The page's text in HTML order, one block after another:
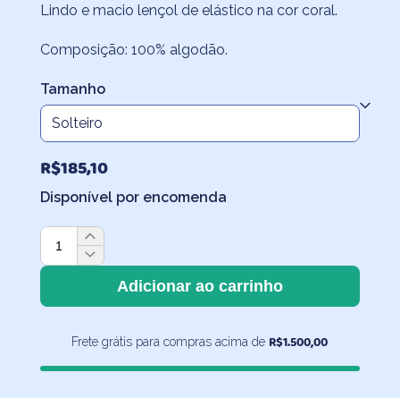
preço:
R$144,00
R$261,70
Lindo e macio lençol de elástico na cor coral.
Composição: 100% algodão.
Tamanho
R$185,10
Disponível por encomenda
Lençol
de
Liso
quantidade
Adicionar ao carrinho
Frete grátis para compras acima de R$1.500,00